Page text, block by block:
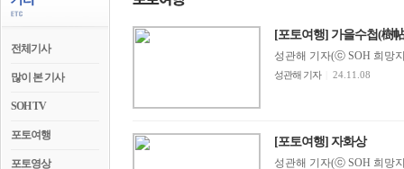
전체기사
많이 본 기사
SOH TV
포토여행
포토영상
[포토여행] 가을수첩(樹
성관해 기자(ⓒ SOH 희망
성관해 기자 24.11.08
[포토여행] 자화상
성관해 기자(ⓒ SOH 희망